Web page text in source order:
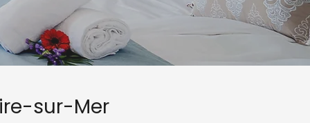
sur-Mer